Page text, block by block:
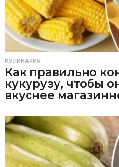
КУЛИНАРИЯ
Как правильно
кукурузу, чтобы
вкуснее